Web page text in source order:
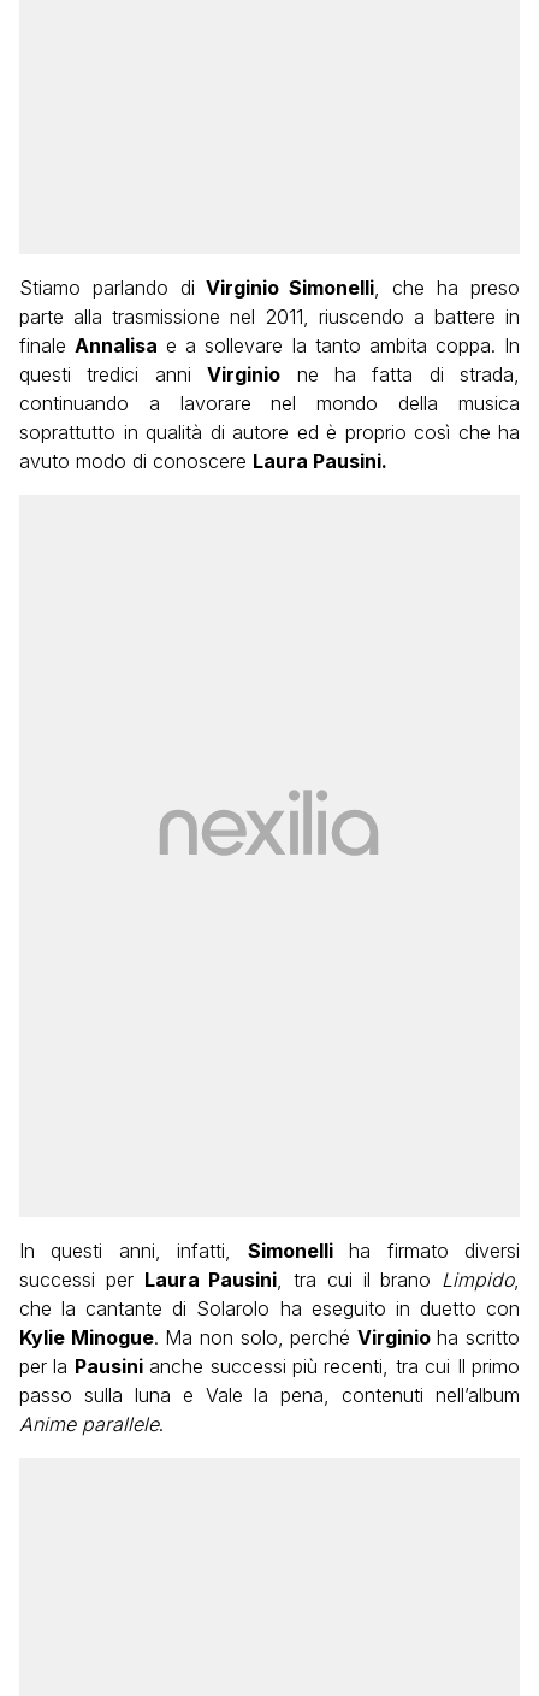
Stiamo parlando di Virginio Simonelli , che ha preso
parte alla trasmissione nel 2011, riuscendo a battere in
finale Annalisa e a sollevare la tanto ambita coppa. In
questi tredici anniVirginio ne ha fatta di strada,
continuando a lavorare nel mondo della musica
soprattutto in qualità di autore ed è proprio così che ha
avuto modo di conoscere Laura Pausini.
In questi anni, infatti, Simonelliha firmato diversi
successi per Laura Pausini , tra cui il brano Limpido,
che la cantante di Solarolo ha eseguito in duetto con
Kylie Minogue. Ma non solo, perché Virginioha scritto
per la Pausinianche successi più recenti, tra cui Il primo
passo sulla luna e Vale la pena, contenuti nell’album
Anime parallele.